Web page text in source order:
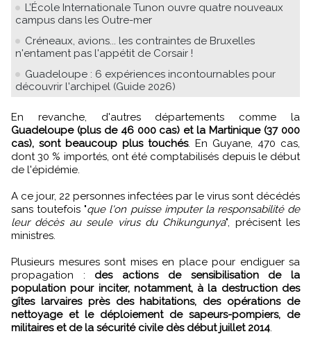
L’École Internationale Tunon ouvre quatre nouveaux
campus dans les Outre-mer
Créneaux, avions... les contraintes de Bruxelles
n'entament pas l'appétit de Corsair !
Guadeloupe : 6 expériences incontournables pour
découvrir l'archipel (Guide 2026)
En revanche, d'autres départements comme la
Guadeloupe (plus de 46 000 cas) et la Martinique (37 000
cas), sont beaucoup plus touchés. En Guyane, 470 cas,
dont 30 % importés, ont été comptabilisés depuis le début
de l'épidémie.
A ce jour, 22 personnes infectées par le virus sont décédés
sans toutefois "que l'on puisse imputer la responsabilité de
leur décès au seule virus du Chikungunya", précisent les
ministres.
Plusieurs mesures sont mises en place pour endiguer sa
propagation : des actions de sensibilisation de la
population pour inciter, notamment, à la destruction des
gîtes larvaires près des habitations, des opérations de
nettoyage et le déploiement de sapeurs-pompiers, de
militaires et de la sécurité civile dès début juillet 2014